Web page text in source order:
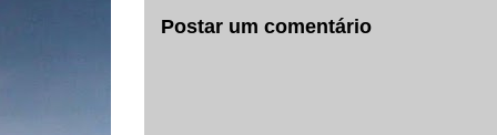
Postar um comentário